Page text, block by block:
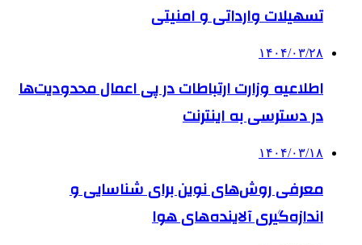
تسهیلات وارداتی و امنیتی
۱۴۰۴/۰۳/۲۸
اطلاعیه وزارت ارتباطات در پی اعمال محدودیت‌ها
در دسترسی به اینترنت
۱۴۰۴/۰۳/۱۸
معرفی روش‌های نوین برای شناسایی و
اندازه‌گیری آلاینده‌های هوا